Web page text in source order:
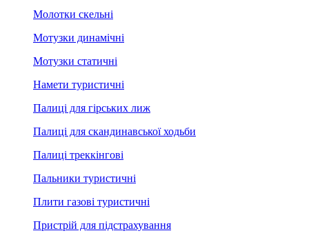
Молотки скельні
Мотузки динамічні
Мотузки статичні
Намети туристичні
Палиці для гірських лиж
Палиці для скандинавської ходьби
Палиці треккінгові
Пальники туристичні
Плити газові туристичні
Пристрій для підстрахування